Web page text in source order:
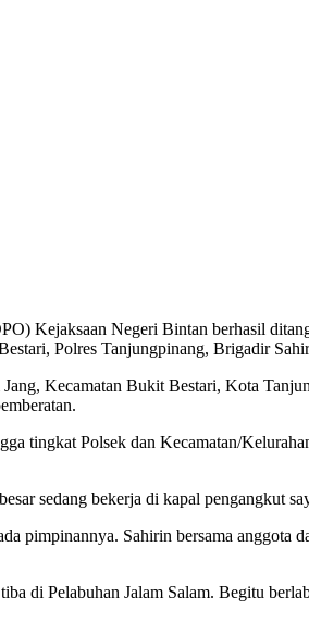
Kejaksaan Negeri Bintan berhasil
Polres Tanjungpinang, Brigadir
Kecamatan Bukit Bestari, Kota
tingkat Polsek dan Kecamatan/
sedang bekerja di kapal pengangkut
pimpinannya. Sahirin bersama
di Pelabuhan Jalam Salam. Begitu